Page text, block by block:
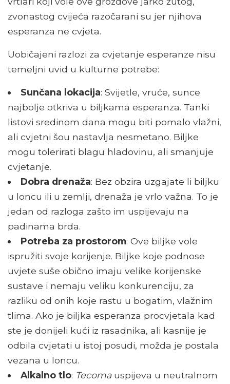
zvonastog cvijeća razočarani su jer njihova
esperanza ne cvjeta.
Uobičajeni razlozi za cvjetanje esperanze nisu
temeljni uvid u kulturne potrebe:
Sunčana lokacija: Svijetle, vruće, sunce
najbolje otkriva u biljkama esperanza. Tanki
listovi sredinom dana mogu biti pomalo vlažni,
ali cvjetni šou nastavlja nesmetano. Biljke
mogu tolerirati blagu hladovinu, ali smanjuje
cvjetanje.
Dobra drenaža: Bez obzira uzgajate li biljku
u loncu ili u zemlji, drenaža je vrlo važna. To je
jedan od razloga zašto im uspijevaju na
padinama brda.
Potreba za prostorom: Ove biljke vole
ispružiti svoje korijenje. Biljke koje podnose
uvjete suše obično imaju velike korijenske
sustave i nemaju veliku konkurenciju, za
razliku od onih koje rastu u bogatim, vlažnim
tlima. Ako je biljka esperanza procvjetala kad
ste je donijeli kući iz rasadnika, ali kasnije je
odbila cvjetati u istoj posudi, možda je postala
vezana u loncu.
Alkalno tlo: Tecomauspijeva u neutralnom